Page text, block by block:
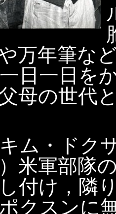
万年筆な
日一日を
母の世代
ム・ドク
米軍部隊
付け，隣
クスンに